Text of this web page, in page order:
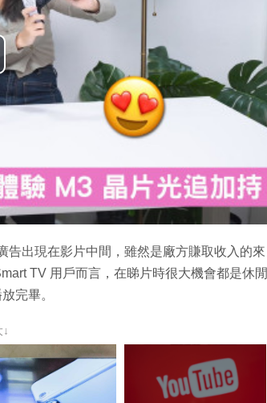
告出現在影片中間，雖然是廠方賺取收入的來
TV 用戶而言，在睇片時很大機會都是休閒
完畢。